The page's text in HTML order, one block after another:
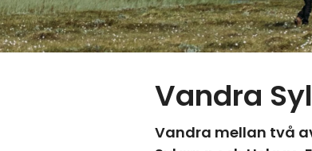
Vandra
Vandra mellan två